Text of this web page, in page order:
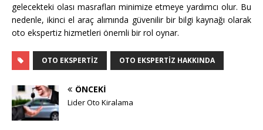
gelecekteki olası masrafları minimize etmeye yardımcı olur. Bu
nedenle, ikinci el araç alımında güvenilir bir bilgi kaynağı olarak
oto ekspertiz hizmetleri önemli bir rol oynar.
OTO EKSPERTIZ OTO EKSPERTIZ HAKKINDA
ÖNCEKI
Lider Oto Kiralama